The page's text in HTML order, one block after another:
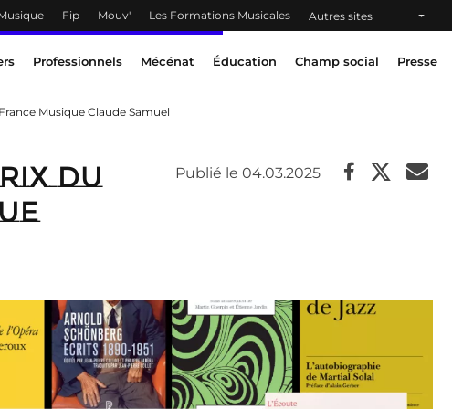
Fip Mouv' Les Formations Musicales Autres sites
Professionnels Mécénat Éducation Champ social Presse
Musique Claude Samuel
du
Publié le 04.03.2025